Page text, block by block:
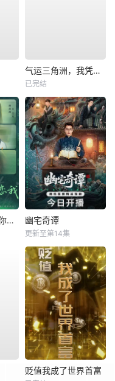
气运三角洲，我凭操作吊打全球
已完结
傅同学，我知道你暗恋我 幽宅奇谭
更新至第14集
贬值我成了世界首富